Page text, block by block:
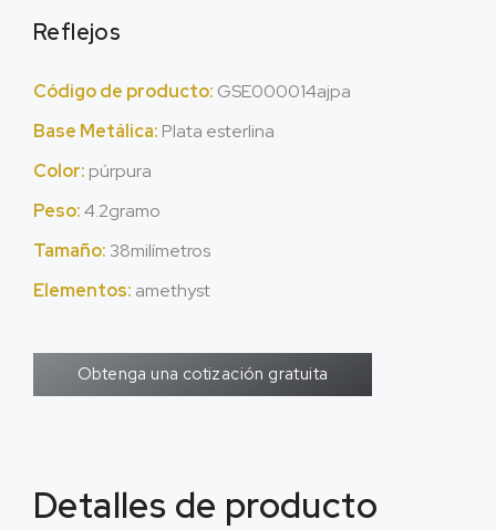
Reflejos
Código de producto: GSE000014ajpa
Base Metálica: Plata esterlina
Color: púrpura
Peso:4.2gramo
Tamaño: 38milímetros
Elementos: amethyst
Obtenga una cotización gratuita
Detalles de producto